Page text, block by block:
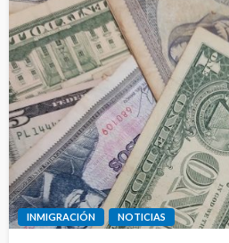
INMIGRACIÓN NOTICIAS